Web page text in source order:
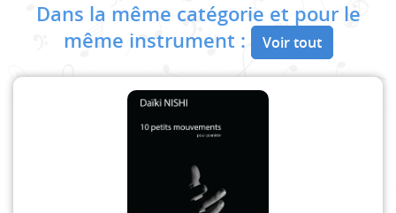
Dans la même catégorie et pour le
même instrument :
Voir tout